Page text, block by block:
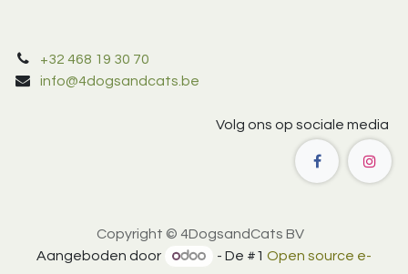
+32 468 19 30 70
info@4dogsandcats.be
Volg ons op sociale media
Copyright © 4DogsandCats BV
Aangeboden door
- De #1 Open source e-